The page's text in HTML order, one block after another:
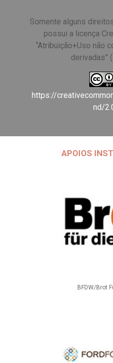
Somente alguns
possui a licença
“Atribuição+Uso não
derivadas”
https://
nd/
APOIOS
BFDW/Brot